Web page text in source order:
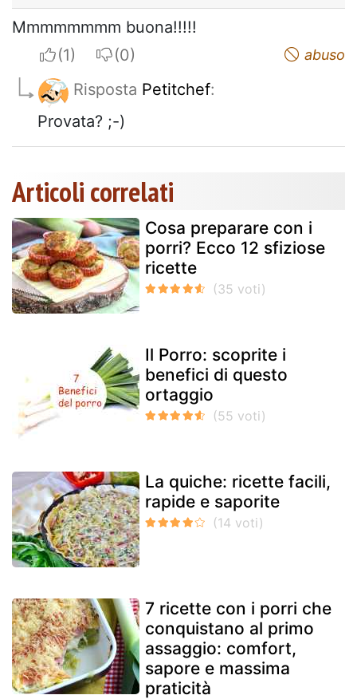
Mmmmmmmm buona!!!!!
I apreciateI do not appreciate abuso
Risposta Petitchef:
Provata? ;-)
Articoli correlati
Cosa preparare con i
porri? Ecco 12 sfiziose
ricette
Il Porro: scoprite i
benefici di questo
ortaggio
La quiche: ricette facili,
rapide e saporite
7 ricette con i porri che
conquistano al primo
assaggio: comfort,
sapore e massima
praticità